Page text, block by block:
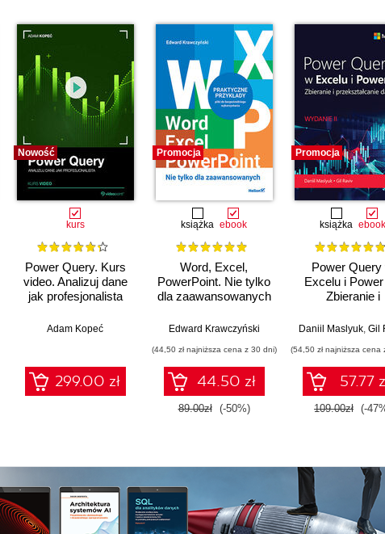
Nowość
kurs
Power Query. Kurs
video. Analizuj dane
jak profesjonalista
Adam Kopeć
299.00 zł
Promocja
książka ebook
Word, Excel,
PowerPoint. Nie tylko
dla zaawansowanych
Edward Krawczyński
(44,50 zł najniższa cena z 30 dni)
44.50 zł
89.00zł (-50%)
Promocja
książka ebook
Power Query
Excelu i
Zbieranie i
danych.
Daniil Maslyuk, Gil
(54,50 zł najniższa cena
57.77
109.00zł (-